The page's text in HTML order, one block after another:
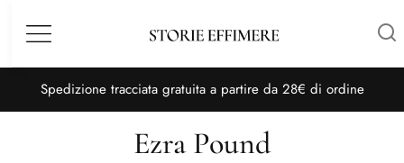
Menù
Spedizione tracciata gratuita a partire da 28€ di ordine
Ezra Pound